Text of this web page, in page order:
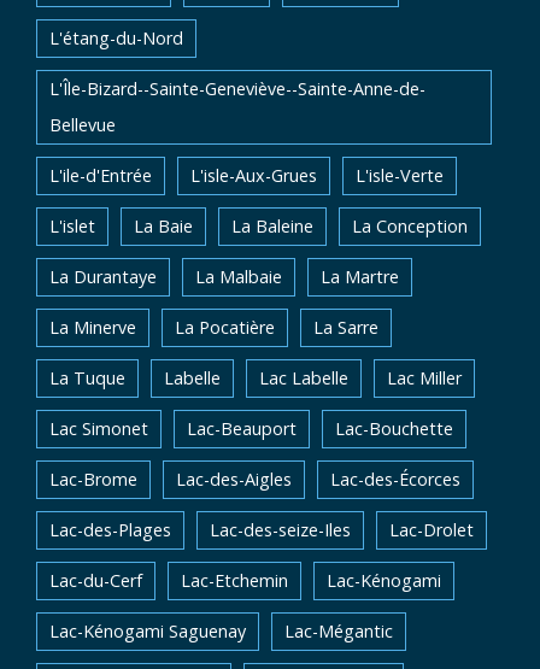
L'étang-du-Nord
L'Île-Bizard--Sainte-Geneviève--Sainte-Anne-de-
Bellevue
L'ile-d'Entrée L'isle-Aux-Grues L'isle-Verte
L'islet La Baie La Baleine La Conception
La Durantaye La Malbaie La Martre
La Minerve La Pocatière La Sarre
La Tuque Labelle Lac Labelle Lac Miller
Lac Simonet Lac-Beauport Lac-Bouchette
Lac-Brome Lac-des-Aigles Lac-des-Écorces
Lac-des-Plages Lac-des-seize-Iles Lac-Drolet
Lac-du-Cerf Lac-Etchemin Lac-Kénogami
Lac-Kénogami Saguenay Lac-Mégantic